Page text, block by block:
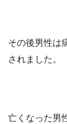
その後男性は
されました。
亡くなった男